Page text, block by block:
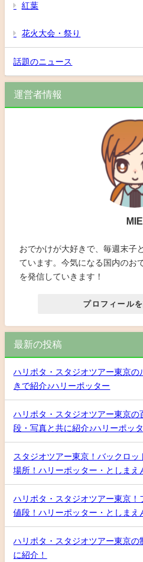
紅葉
花火大会・祭り
話題のニュース
運営者情報
MIE
おでかけが大好きで、毎週末子
ています。今気になる国内のお
を発信していきます！
プロフィール
最新の投稿
ハリポタ・スタジオツアー東京
きで紹介♪ハリーポッター
ハリポタ・スタジオツアー東京の
段・写真と共に紹介♪ハリーポッ
スタジオツアー東京！バックロッ
場所！ハリーポッター・としまえ
ハリポタ・スタジオツアー東京！
値段！ハリーポッター・としまえ
ハリポタ・スタジオツアー東京
に紹介！